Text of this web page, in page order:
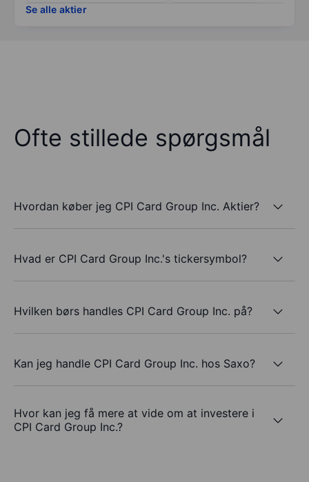
Se alle aktier
Ofte stillede spørgsmål
Hvordan køber jeg CPI Card Group Inc. Aktier?
Hvad er CPI Card Group Inc.'s tickersymbol?
Hvilken børs handles CPI Card Group Inc. på?
Kan jeg handle CPI Card Group Inc. hos Saxo?
Hvor kan jeg få mere at vide om at investere i
CPI Card Group Inc.?